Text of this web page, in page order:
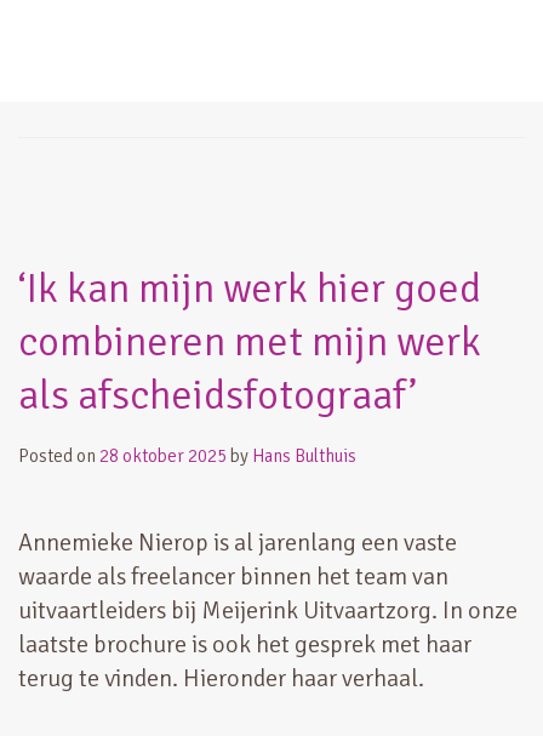
‘Ik kan mijn werk hier goed
combineren met mijn werk
als afscheidsfotograaf’
Posted on 28 oktober 2025 by Hans Bulthuis
Annemieke Nierop is al jarenlang een vaste
waarde als freelancer binnen het team van
uitvaartleiders bij Meijerink Uitvaartzorg. In onze
laatste brochure is ook het gesprek met haar
terug te vinden. Hieronder haar verhaal.